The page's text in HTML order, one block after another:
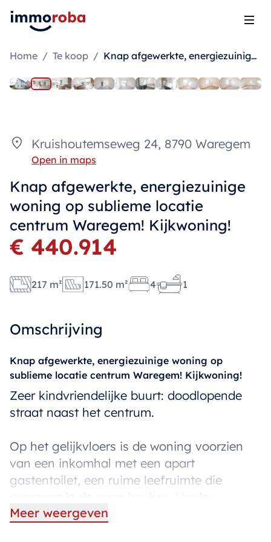
Home / Te koop / Knap afgewerkte, energiezuinige woning op sublieme locatie centrum Waregem! Kijkwoning!
Kruishoutemseweg 24, 8790 Waregem
Open in maps
Knap afgewerkte, energiezuinige
woning op sublieme locatie
centrum Waregem! Kijkwoning!
€ 440.914
217 m² 171.50 m² 4 1
Omschrijving
Knap afgewerkte, energiezuinige woning op
sublieme locatie centrum Waregem! Kijkwoning!
Zeer kindvriendelijke buurt: doodlopende
straat naast het centrum.
Op het gelijkvloers is de woning voorzien
van een inkomhal met een apart
gastentoilet, een ruime leefruimte die
beschikt deze woning over bureauruimte en
Meer weergeven